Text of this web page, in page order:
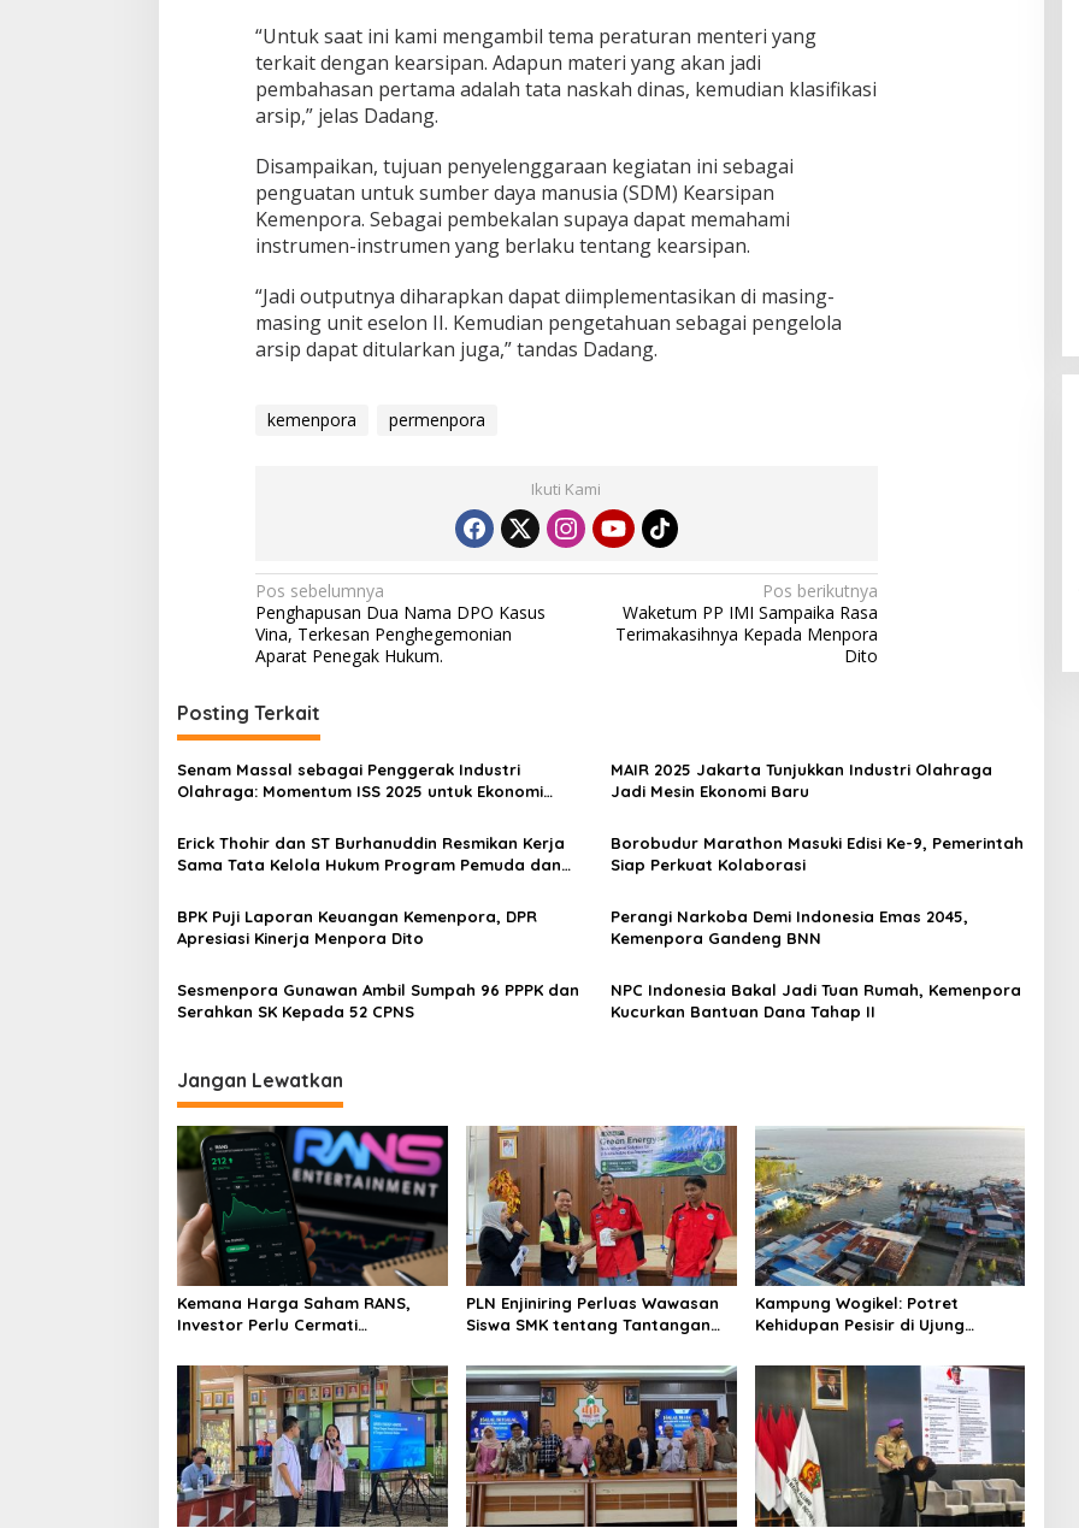
“Untuk saat ini kami mengambil tema peraturan menteri yang
terkait dengan kearsipan. Adapun materi yang akan jadi
pembahasan pertama adalah tata naskah dinas, kemudian klasifikasi
arsip,” jelas Dadang.
Disampaikan, tujuan penyelenggaraan kegiatan ini sebagai
penguatan untuk sumber daya manusia (SDM) Kearsipan
Kemenpora. Sebagai pembekalan supaya dapat memahami
instrumen-instrumen yang berlaku tentang kearsipan.
“Jadi outputnya diharapkan dapat diimplementasikan di masing-
masing unit eselon II. Kemudian pengetahuan sebagai pengelola
arsip dapat ditularkan juga,” tandas Dadang.
kemenpora permenpora
Ikuti Kami
Navigasi
pos
Pos sebelumnya
Penghapusan Dua Nama DPO Kasus
Vina, Terkesan Penghegemonian
Aparat Penegak Hukum.
Pos berikutnya
Waketum PP IMI Sampaika Rasa
Terimakasihnya Kepada Menpora
Dito
Posting Terkait
Senam Massal sebagai Penggerak Industri
Olahraga: Momentum ISS 2025 untuk Ekonomi
MAIR 2025 Jakarta Tunjukkan Industri Olahraga
Jadi Mesin Ekonomi Baru
Erick Thohir dan ST Burhanuddin Resmikan Kerja
Sama Tata Kelola Hukum Program Pemuda dan
Borobudur Marathon Masuki Edisi Ke-9, Pemerintah
Siap Perkuat Kolaborasi
BPK Puji Laporan Keuangan Kemenpora, DPR
Apresiasi Kinerja Menpora Dito
Perangi Narkoba Demi Indonesia Emas 2045,
Kemenpora Gandeng BNN
Sesmenpora Gunawan Ambil Sumpah 96 PPPK dan
Serahkan SK Kepada 52 CPNS
NPC Indonesia Bakal Jadi Tuan Rumah, Kemenpora
Kucurkan Bantuan Dana Tahap II
Jangan Lewatkan
Kemana Harga Saham RANS,
Investor Perlu Cermati
Spekulasi Berlebihan
PLN Enjiniring Perluas Wawasan
Siswa SMK tentang Tantangan
Kampung Wogikel: Potret
Kehidupan Pesisir di Ujung
Tengah Keterbatasan